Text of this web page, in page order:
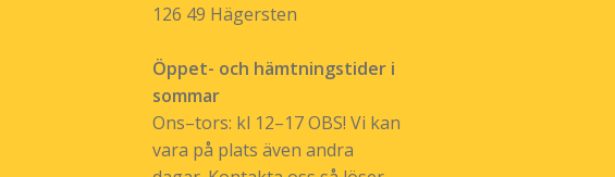
126 49 Hägersten
Öppet- och hämtningstider i
sommar
Ons–tors: kl 12–17 OBS! Vi kan
vara på plats även andra